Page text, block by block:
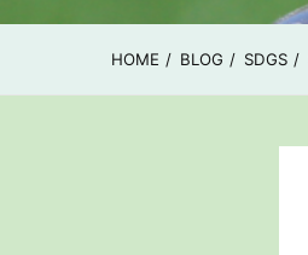
HOME BLOG SDGS